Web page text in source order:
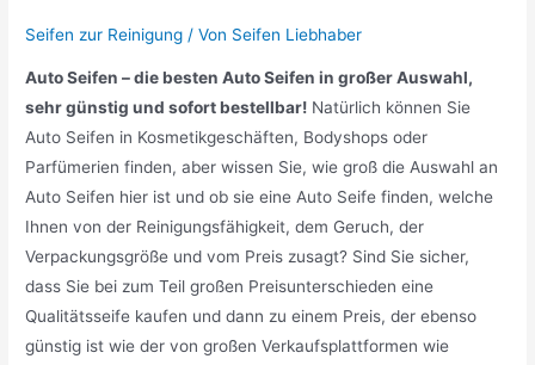
Seifen zur Reinigung / Von Seifen Liebhaber
Auto Seifen – die besten Auto Seifen in großer Auswahl,
sehr günstig und sofort bestellbar! Natürlich können Sie
Auto Seifen in Kosmetikgeschäften, Bodyshops oder
Parfümerien finden, aber wissen Sie, wie groß die Auswahl an
Auto Seifen hier ist und ob sie eine Auto Seife finden, welche
Ihnen von der Reinigungsfähigkeit, dem Geruch, der
Verpackungsgröße und vom Preis zusagt? Sind Sie sicher,
dass Sie bei zum Teil großen Preisunterschieden eine
Qualitätsseife kaufen und dann zu einem Preis, der ebenso
günstig ist wie der von großen Verkaufsplattformen wie